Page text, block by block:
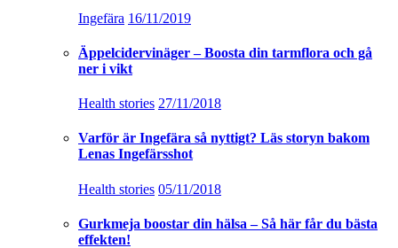
Ingefära 16/11/2019
Äppelcidervinäger – Boosta din tarmflora och gå
ner i vikt
Health stories 27/11/2018
Varför är Ingefära så nyttigt? Läs storyn bakom
Lenas Ingefärsshot
Health stories 05/11/2018
Gurkmeja boostar din hälsa – Så här får du bästa
effekten!